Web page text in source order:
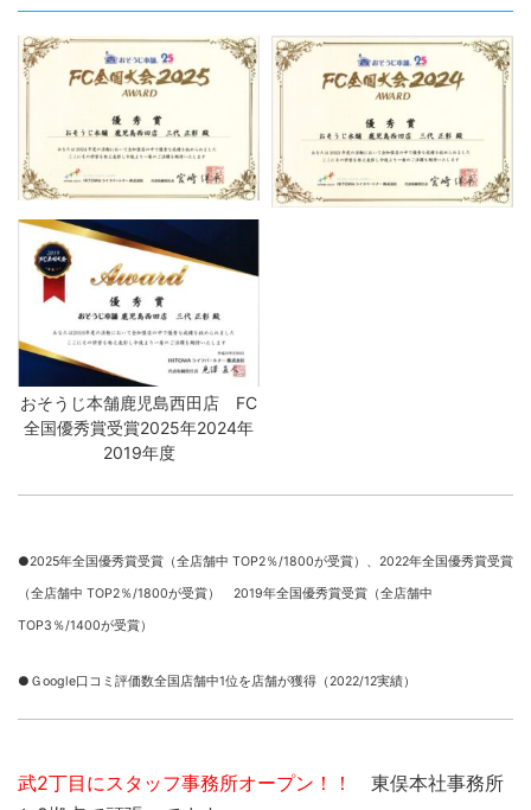
おそうじ本舗鹿児島西田店 FC
全国優秀賞受賞2025年2024年
2019年度
●2025年全国優秀賞受賞（全店舗中 TOP2％/1800が受賞）、 2022年全国優秀賞受賞
（全店舗中 TOP2％/1800が受賞） 2019年全国優秀賞受賞（全店舗中
TOP3％/1400が受賞）
●Ｇoogle口コミ評価数全国店舗中1位を店舗が獲得（2022/12実績）
武2丁目にスタッフ事務所オープン！！
東俣本社事務所